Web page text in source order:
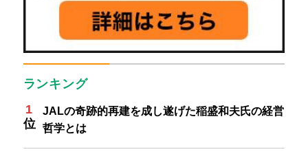
ランキング
JALの奇跡的再建を成し遂げた稲盛和夫氏の経営
哲学とは